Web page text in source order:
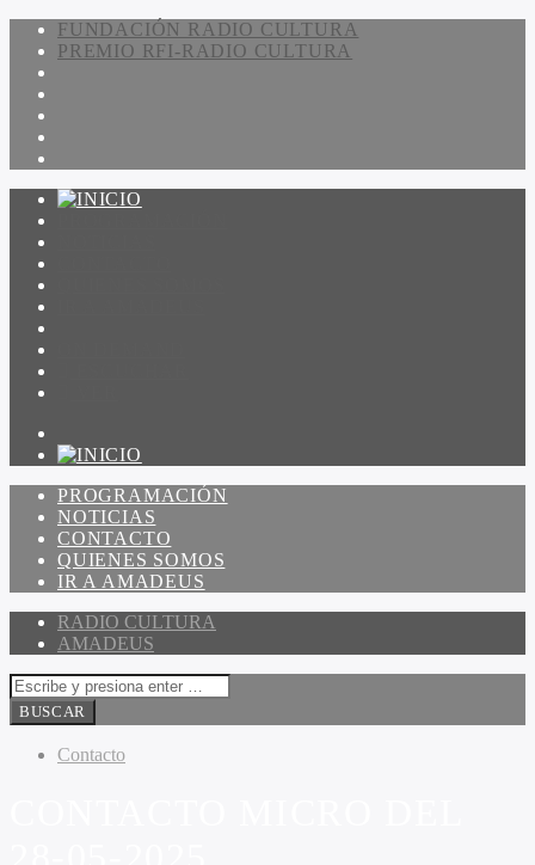
FUNDACIÓN RADIO CULTURA
PREMIO RFI-RADIO CULTURA
PROGRAMACIÓN
NOTICIAS
CONTACTO
QUIENES SOMOS
IR A AMADEUS
RADIO CULTURA
AMADEUS
Contacto